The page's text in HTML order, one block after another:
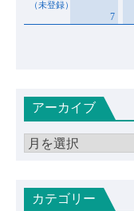
アーカイブ
ア
イカテゴリー